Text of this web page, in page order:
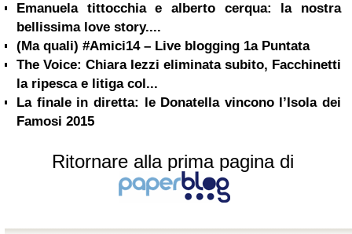
Emanuela tittocchia e alberto cerqua: la nostra
bellissima love story....
(Ma quali) #Amici14 – Live blogging 1a Puntata
The Voice: Chiara Iezzi eliminata subito, Facchinetti
la ripesca e litiga col...
La finale in diretta: le Donatella vincono l’Isola dei
Famosi 2015
Ritornare alla prima pagina di